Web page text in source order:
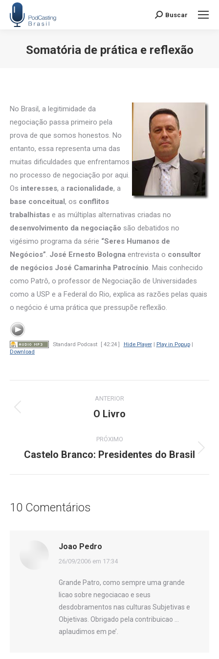
Search:
Buscar
Somatória de prática e reflexão
No Brasil, a legitimidade da
negociação passa primeiro pela
prova de que somos honestos. No
entanto, essa representa uma das
muitas dificuldades que enfrentamos
no processo de negociação por aqui.
Os interesses, a racionalidade, a
base conceitual, os conflitos
trabalhistas e as múltiplas alternativas criadas no
desenvolvimento da negociação são debatidos no
vigésimo programa da série “Seres Humanos de
Negócios”. José Ernesto Bologna entrevista o consultor
de negócios José Camarinha Patrocínio. Mais conhecido
como Patrô, o professor de Negociação de Universidades
como a USP e a Federal do Rio, explica as razões pelas quais
o negócio é uma prática que pressupõe reflexão.
Standard Podcast [ 42:24 ] Hide Player| Play in Popup|
Download
de
ANTERIOR
Post
O Livro
PRÓXIMO
Próximo
Castelo Branco: Presidentes do Brasil
10 Comentários
Joao Pedro
disse:
26/09/2006 em 17:34
Grande Patro, como sempre uma grande
licao sobre negociacao e seus
desdobramentos nas culturas Subjetivas e
Objetivas. Obrigado pela contribuicao …
aplaudimos em pe’.